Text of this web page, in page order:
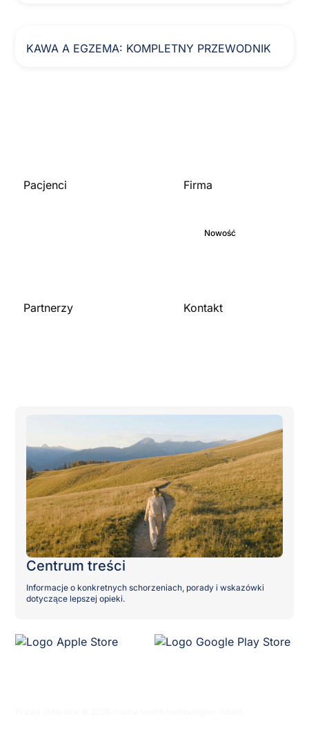
KAWA A EGZEMA: KOMPLETNY PRZEWODNIK
Pacjenci
Firma
Nowość
Partnerzy
Kontakt
Centrum treści
Informacje o konkretnych schorzeniach, porady i wskazówki
dotyczące lepszej opieki.